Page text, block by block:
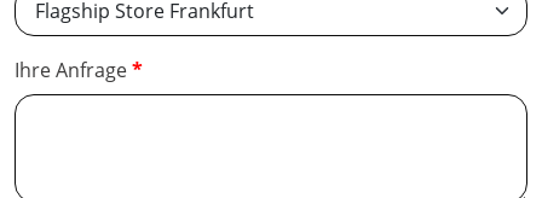
Ihre Anfrage